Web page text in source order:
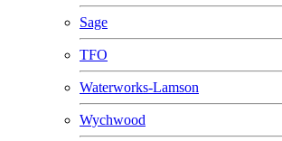
Sage
TFO
Waterworks-Lamson
Wychwood